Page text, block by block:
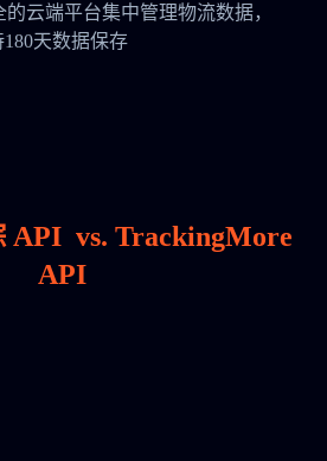
的云端平台集中管理物流数据，
天数据保存
API vs. TrackingMore
API